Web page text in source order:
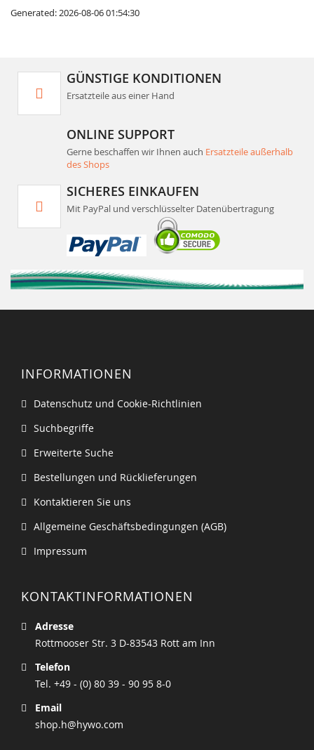
Generated: 2026-08-06 01:54:30
GÜNSTIGE KONDITIONEN
Ersatzteile aus einer Hand
ONLINE SUPPORT
Gerne beschaffen wir Ihnen auch Ersatzteile außerhalb
des Shops
SICHERES EINKAUFEN
Mit PayPal und verschlüsselter Datenübertragung
INFORMATIONEN
Datenschutz und Cookie-Richtlinien
Suchbegriffe
Erweiterte Suche
Bestellungen und Rücklieferungen
Kontaktieren Sie uns
Allgemeine Geschäftsbedingungen (AGB)
Impressum
KONTAKTINFORMATIONEN
Adresse
Rottmooser Str. 3 D-83543 Rott am Inn
Telefon
Tel. +49 - (0) 80 39 - 90 95 8-0
Email
shop.h@hywo.com